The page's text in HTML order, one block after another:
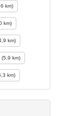
km)
km)
km)
km)
km)